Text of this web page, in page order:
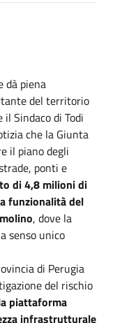
dà piena
del territorio
Sindaco di Todi
che la Giunta
il piano degli
ponti e
di 4,8 milioni di
funzionalità del
, dove la
senso unico
di Perugia
del rischio
piattaforma
infrastrutturale